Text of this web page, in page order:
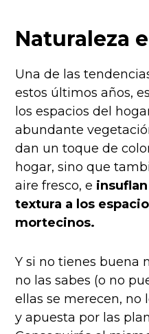
Naturaleza
Una de las
estos últimos años,
los espacios del
abundante
dan un toque de
hogar, sino que
aire fresco, e
textura a los
mortecinos.
Y si no tienes buena
no las sabes (o no
ellas se merecen,
y apuesta por las